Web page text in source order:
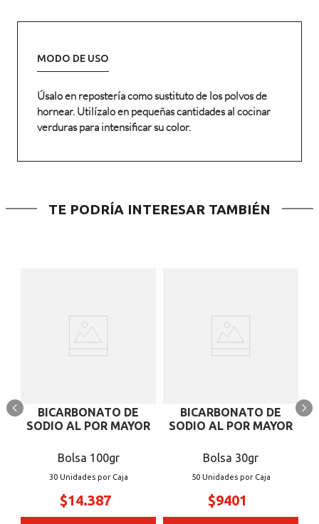
MODO DE USO
Úsalo en repostería como sustituto de los polvos de
hornear. Utilízalo en pequeñas cantidades al cocinar
verduras para intensificar su color.
TE PODRÍA INTERESAR TAMBIÉN
BICARBONATO DE
SODIO AL POR MAYOR
Bolsa 100gr
30 Unidades
$14.387
BICARBONATO DE
SODIO AL POR MAYOR
Bolsa 30gr
50 Unidades
$9401